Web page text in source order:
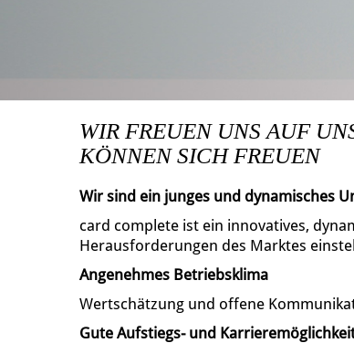
WIR FREUEN UNS AUF
KÖNNEN SICH FREUEN
Wir sind ein junges und dynamisches
card complete ist ein innovatives,
Herausforderungen des Marktes
Angenehmes Betriebsklima
Wertschätzung und offene
Gute Aufstiegs- und